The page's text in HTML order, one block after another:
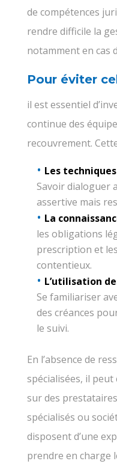
de compétences
rendre difficile la
notamment en cas
Pour éviter
il est essentiel
continue des
recouvrement.
Les
Savoir dialoguer
assertive mais
La
les obligations
prescription et
contentieux.
L’utilisation
Se familiariser
des créances
le suivi.
En l’absence de
spécialisées, il peut
sur des
spécialisés ou
disposent d’une
prendre en charge